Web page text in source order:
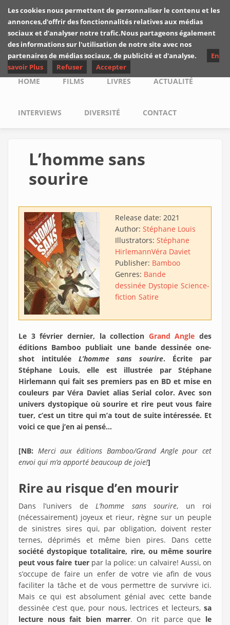
Skip to main content
Les critiques de
Yuyine
Main menu
HOME FILMS LIVRES ACTUALITÉ
INTERVIEWS DIVERSITÉ CONTACT
L’homme sans
sourire
Release date: 2021
Author: Stéphane Louis
Illustrators: Stéphane
HirlemannVéra Daviet
Publisher: Bamboo
Genres: Bande
dessinée Dystopie Science-
fiction Satire
Le 3 février dernier, la collection Grand Angle des
éditions Bamboo publiait une bande dessinée one-
shot intitulée L’homme sans sourire. Écrite par
Stéphane Louis, elle est illustrée par Stéphane
Hirlemann qui fait ses premiers pas en BD et mise en
couleurs par Véra Daviet alias Serial color. Avec son
univers dystopique où sourire et rire peut vous faire
tuer, c’est un titre qui m’a tout de suite intéressée. Et
voici ce que j’en ai pensé…
[NB: Merci aux éditions Bamboo/Grand Angle pour cet
envoi qui m’a apporté beaucoup de joie!]
Rire au risque d’en mourir
Dans l’univers deL’homme sans sourire, un roi
(nécessairement) joyeux et rieur, règne sur un peuple
de sinistres sires qui, par obligation, doivent rester
ternes, déprimés et même bien pires. Dans cette
société dystopique totalitaire, rire, ou même sourire
peut vous faire tuer par la police: un calvaire! Aussi, on
s’occupe de faire un enfer de votre vie afin de vous
faciliter la tâche et de vous permettre de survivre ici.
Mais ce qui est absolument génial avec cette bande
dessinée c’est que, pour nous, lectrices et lecteurs, sa
lecture nous fait bien marrer. On rit parce que le
Les cookies nous permettent de personnaliser le contenu et les
annonces,d'offrir des fonctionnalités relatives aux médias
sociaux et d'analyser notre trafic.Nous partageons également
des informations sur l'utilisation de notre site avec nos
partenaires de médias sociaux, de publicité et d'analyse.
En
savoir Plus
Refuser Accepter